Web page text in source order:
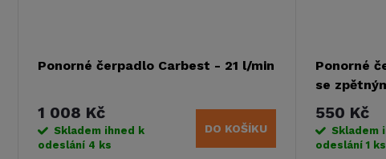
Ponorné čerpadlo Carbest - 21 l/min
1 008 Kč
Skladem ihned k
odeslání 4 ks
DO KOŠÍKU
Ponorné
se
16L/min
550 Kč
Skladem
odeslání1 ks